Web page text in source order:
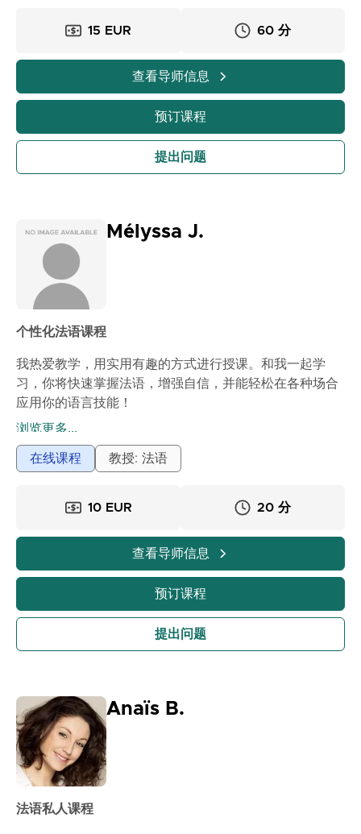
15 EUR 60 分
查看导师信息
预订课程
提出问题
Mélyssa J.
个性化法语课程
我热爱教学，用实用有趣的方式进行授课。和我一起学
习，你将快速掌握法语，增强自信，并能轻松在各种场合
应用你的语言技能！
Mélyssa
浏览更多...
在线课程 教授: 法语
10 EUR 20 分
查看导师信息
预订课程
提出问题
Anaïs B.
法语私人课程